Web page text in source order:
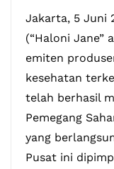
Jakarta, 5 Juni
(“Haloni Jane”
emiten
kesehatan
telah berhasil
Pemegang
yang
Pusat ini